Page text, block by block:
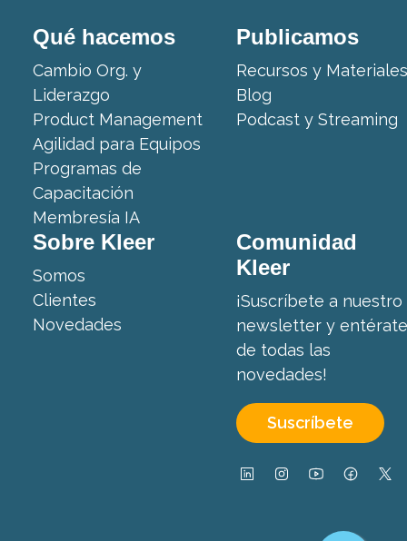
Qué hacemos
Cambio Org. y
Liderazgo
Product Management
Agilidad para Equipos
Programas de
Capacitación
Membresía IA
Publicamos
Recursos y Materiales
Blog
Podcast y Streaming
Sobre Kleer
Somos
Clientes
Novedades
Comunidad
Kleer
¡Suscríbete a nuestro
newsletter y entérate
de todas las
novedades!
Suscríbete